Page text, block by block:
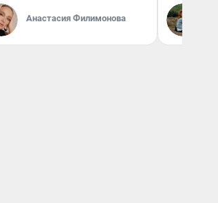
Анастасия Филимонова